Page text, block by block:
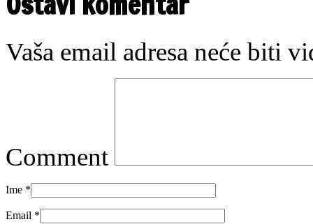
Vaša email adresa neće biti
Comment
Ime *
Email *